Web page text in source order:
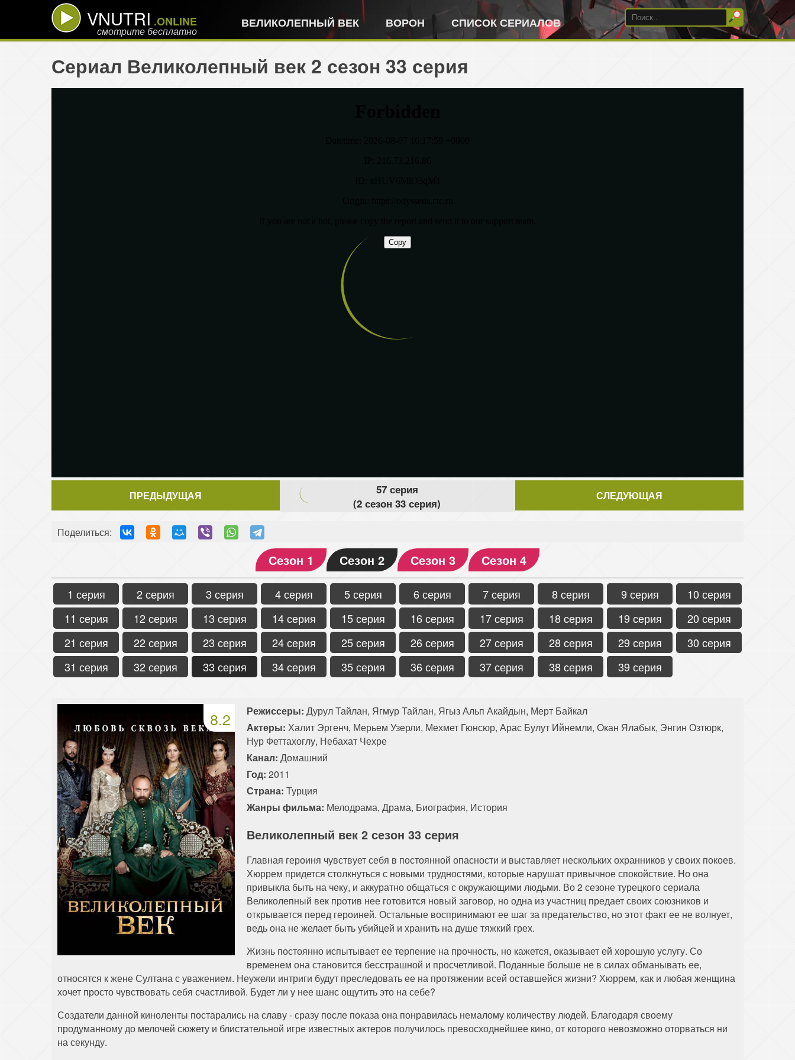
VNUTRI .ONLINE
смотрите бесплатно
ВЕЛИКОЛЕПНЫЙ ВЕК ВОРОН СПИСОК СЕРИАЛОВ
Сериал Великолепный век 2 сезон 33 серия
ПРЕДЫДУЩАЯ
57 серия
(2 сезон 33 серия)
СЛЕДУЮЩАЯ
Поделиться:
Сезон 1 Сезон 2 Сезон 3 Сезон 4
1 серия 2 серия 3 серия 4 серия 5 серия 6 серия 7 серия 8 серия 9 серия
10 серия
11 серия
12 серия 13 серия 14 серия 15 серия 16 серия 17 серия 18 серия 19 серия
20 серия
21 серия
22 серия 23 серия 24 серия 25 серия 26 серия 27 серия 28 серия 29 серия
30 серия
31 серия
32 серия 33 серия 34 серия 35 серия 36 серия 37 серия 38 серия 39 серия
8.2 Режиссеры: Дурул Тайлан, Ягмур Тайлан, Ягыз Альп Акайдын, Мерт Байкал
Актеры: Халит Эргенч, Мерьем Узерли, Мехмет Гюнсюр, Арас Булут Ийнемли, Окан Ялабык, Энгин Озтюрк,
Нур Феттахоглу, Небахат Чехре
Канал: Домашний
Год: 2011
Страна: Турция
Жанры фильма: Мелодрама, Драма, Биография, История
Великолепный век 2 сезон 33 серия
Главная героиня чувствует себя в постоянной опасности и выставляет нескольких охранников у своих покоев.
Хюррем придется столкнуться с новыми трудностями, которые нарушат привычное спокойствие. Но она
привыкла быть на чеку, и аккуратно общаться с окружающими людьми. Во 2 сезоне турецкого сериала
Великолепный век против нее готовится новый заговор, но одна из участниц предает своих союзников и
открывается перед героиней. Остальные воспринимают ее шаг за предательство, но этот факт ее не волнует,
ведь она не желает быть убийцей и хранить на душе тяжкий грех.
Жизнь постоянно испытывает ее терпение на прочность, но кажется, оказывает ей хорошую услугу. Со
временем она становится бесстрашной и просчетливой. Поданные больше не в силах обманывать ее,
относятся к жене Султана с уважением. Неужели интриги будут преследовать ее на протяжении всей оставшейся жизни? Хюррем, как и любая женщина
хочет просто чувствовать себя счастливой. Будет ли у нее шанс ощутить это на себе?
Создатели данной киноленты постарались на славу - сразу после показа она понравилась немалому количеству людей. Благодаря своему
продуманному до мелочей сюжету и блистательной игре известных актеров получилось превосходнейшее кино, от которого невозможно оторваться ни
на секунду.